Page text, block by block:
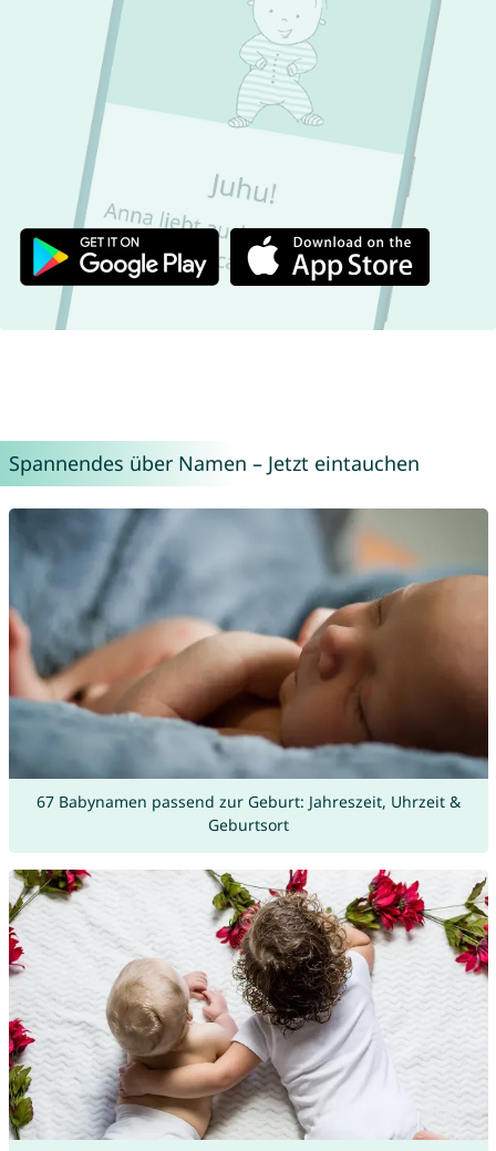
Spannendes über Namen – Jetzt eintauchen
67 Babynamen passend zur Geburt: Jahreszeit, Uhrzeit &
Geburtsort